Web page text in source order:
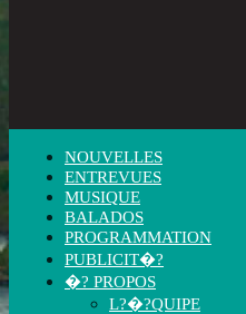
NOUVELLES
ENTREVUES
MUSIQUE
BALADOS
PROGRAMMATION
PUBLICIT�?
�? PROPOS
L?�?QUIPE